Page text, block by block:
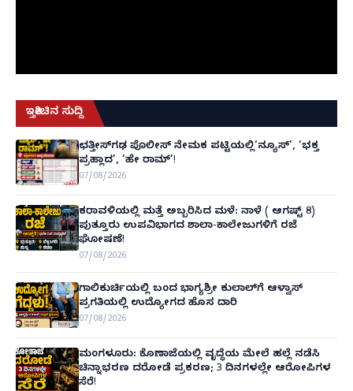
ಇತ್ತೀಚಿನ ಸುದ್ದಿ
ಛತ್ತೀಸ್‌ಗಢ ಪೊಲೀಸ್ ನೇಮಕ ಪಟ್ಟಿಯಲ್ಲಿ‘ನ್ಯೂಸ್’, ‘ಭಕ್ತ
ಪ್ರಹ್ಲಾದ’, ‘ಹೇ ರಾಮ್’!
07/08/2026
ಕರಾವಳಿಯಲ್ಲಿ ಮತ್ತೆ ಅಬ್ಬರಿಸಿದ ಮಳೆ: ನಾಳೆ ( ಆಗಷ್ಟ್ 8)
ಪುತ್ತೂರು ಉಪವಿಭಾಗದ ಶಾಲಾ-ಕಾಲೇಜುಗಳಿಗೆ ರಜೆ
ಘೋಷಣೆ!
07/08/2026
ಗಾಲಿಕುರ್ಚಿಯಲ್ಲಿ ಬಂದ ಭಾಗ್ಯಶ್ರೀ ಕುಲಾಲ್‌ಗೆ ಆಳ್ವಾಸ್
ಪ್ರಗತಿಯಲ್ಲಿ ಉದ್ಯೋಗದ ಹೊಸ ದಾರಿ
07/08/2026
ಮಂಗಳೂರು: ಕೊಣಾಜೆಯಲ್ಲಿ ವೃದ್ಧೆಯ ಮೇಲೆ ಹಲ್ಲೆ ನಡೆಸಿ
ಚಿನ್ನಾಭರಣ ದರೋಡೆ ಪ್ರಕರಣ; 3 ದಿನಗಳಲ್ಲೇ ಆರೋಪಿಗಳ
ಸೆರೆ!